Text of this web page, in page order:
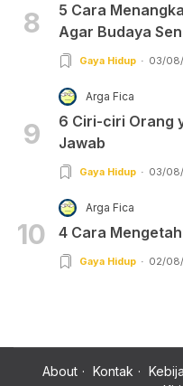
8
5 Cara
Agar Budaya
Gaya Hidup 03/
9
Arga Fica
6 Ciri-ciri Orang
Jawab
Gaya Hidup 03/
10
Arga Fica
4 Cara
Gaya Hidup 02/
About Kontak